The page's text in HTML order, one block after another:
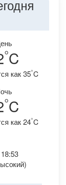
°C
как 35°C
°C
как 24°C